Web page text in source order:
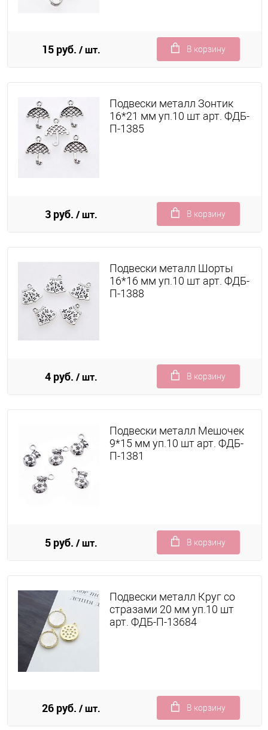
15 руб. / шт. В корзину
Подвески металл Зонтик
16*21 мм уп.10 шт арт. ФДБ-
П-1385
3 руб. / шт. В корзину
Подвески металл Шорты
16*16 мм уп.10 шт арт. ФДБ-
П-1388
4 руб. / шт. В корзину
Подвески металл Мешочек
9*15 мм уп.10 шт арт. ФДБ-
П-1381
5 руб. / шт. В корзину
Подвески металл Круг со
стразами 20 мм уп.10 шт
арт. ФДБ-П-13684
26 руб. / шт. В корзину